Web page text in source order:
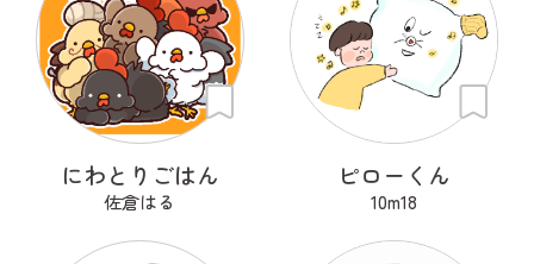
にわとりごはん
佐倉はる
ピローくん
10m18